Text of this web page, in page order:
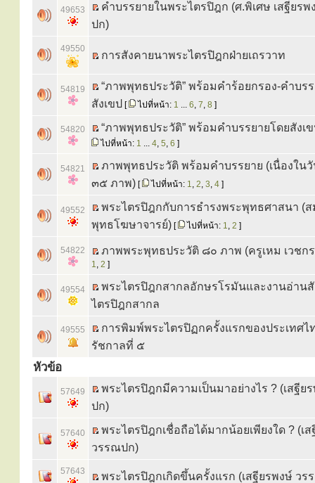
49653
คำบรรยายในพระไตรปิฎก (ศ.พิเศษ เสฐียร
ปก)
49550
การสังคายนาพระไตรปิฎกฝ่ายเถรวาท
54819
“ภาพพุทธประวัติ” พร้อมคำร้อยกรอง-คำบร
สังเขป [ ไปที่หน้า: 1 ... 6, 7, 8 ]
54820 “ภาพพุทธประวัติ” พร้อมคำบรรยายโดยสังเ
ไปที่หน้า: 1 ... 4, 5, 6 ]
54821
ภาพพุทธประวัติ พร้อมคำบรรยาย (เนื่องใน
๓๕ ภาพ) [ ไปที่หน้า: 1, 2, 3, 4 ]
49552
พระไตรปิฎกกับการธำรงพระพุทธศาสนา (ส
พุทธโฆษาจารย์) [ ไปที่หน้า: 1, 2 ]
54822 ภาพพระพุทธประวัติ ๘๐ ภาพ (ครูเหม เวชก
1, 2 ]
49554
พระไตรปิฎกสากลอักษรโรมันและงานอ่านสั
ไตรปิฎกสากล
49555
การพิมพ์พระไตรปิฏกครั้งแรกของประเทศไ
รัชกาลที่ ๕
หัวข้อ
57649
พระไตรปิฎกมีความเป็นมาอย่างไร ? (เสฐีย
ปก)
57640
พระไตรปิฎกเชื่อถือได้มากน้อยเพียงใด ? (เ
วรรณปก)
57643 พระไตรปิฎกเกิดขึ้นครั้งแรก (เสฐียรพงษ์ วร